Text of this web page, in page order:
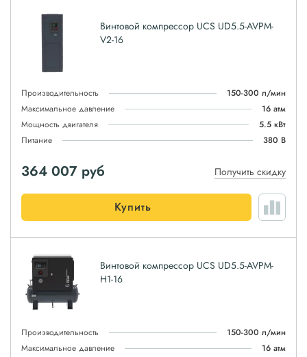
Винтовой компрессор UCS UD5.5-AVPM-
V2-16
Производительность
150-300 л/мин
Максимальное давление
16 атм
Мощность двигателя
5.5 кВт
Питание
380 В
364 007 руб Получить скидку
Купить
Винтовой компрессор UCS UD5.5-AVPM-
H1-16
Производительность
150-300 л/мин
Максимальное давление
16 атм